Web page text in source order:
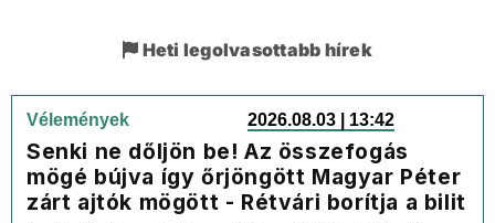
Heti legolvasottabb hírek
Vélemények 2026.08.03 | 13:42
Senki ne dőljön be! Az összefogás
mögé bújva így őrjöngött Magyar Péter
zárt ajtók mögött - Rétvári borítja a bilit